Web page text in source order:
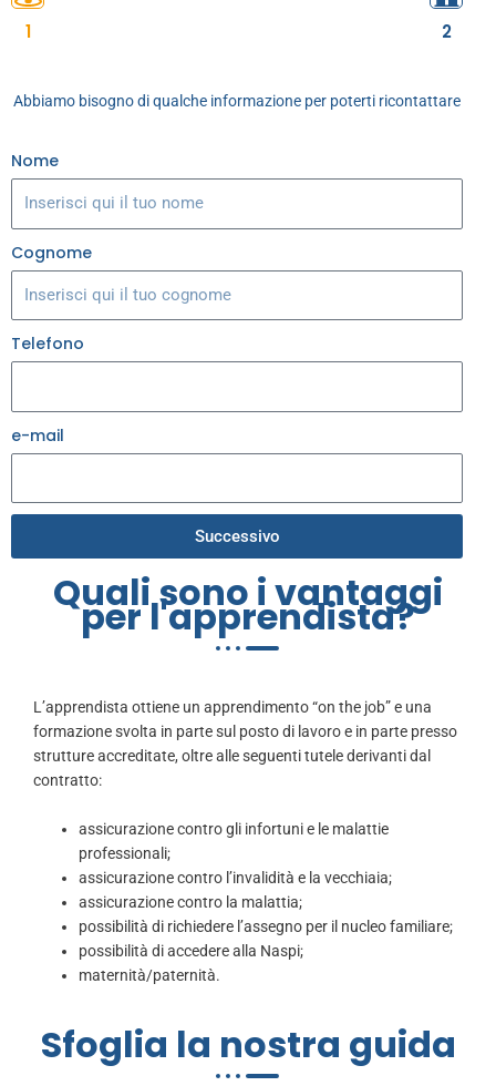
1 2
Abbiamo bisogno di qualche informazione per poterti ricontattare
Nome
Cognome
Telefono
e-mail
Successivo
Quali sono i vantaggi
per l'apprendista?
L’apprendista ottiene un apprendimento “on the job” e una
formazione svolta in parte sul posto di lavoro e in parte presso
strutture accreditate, oltre alle seguenti tutele derivanti dal
contratto:
assicurazione contro gli infortuni e le malattie
professionali;
assicurazione contro l’invalidità e la vecchiaia;
assicurazione contro la malattia;
possibilità di richiedere l’assegno per il nucleo familiare;
possibilità di accedere alla Naspi;
maternità/paternità.
Sfoglia la nostra guida